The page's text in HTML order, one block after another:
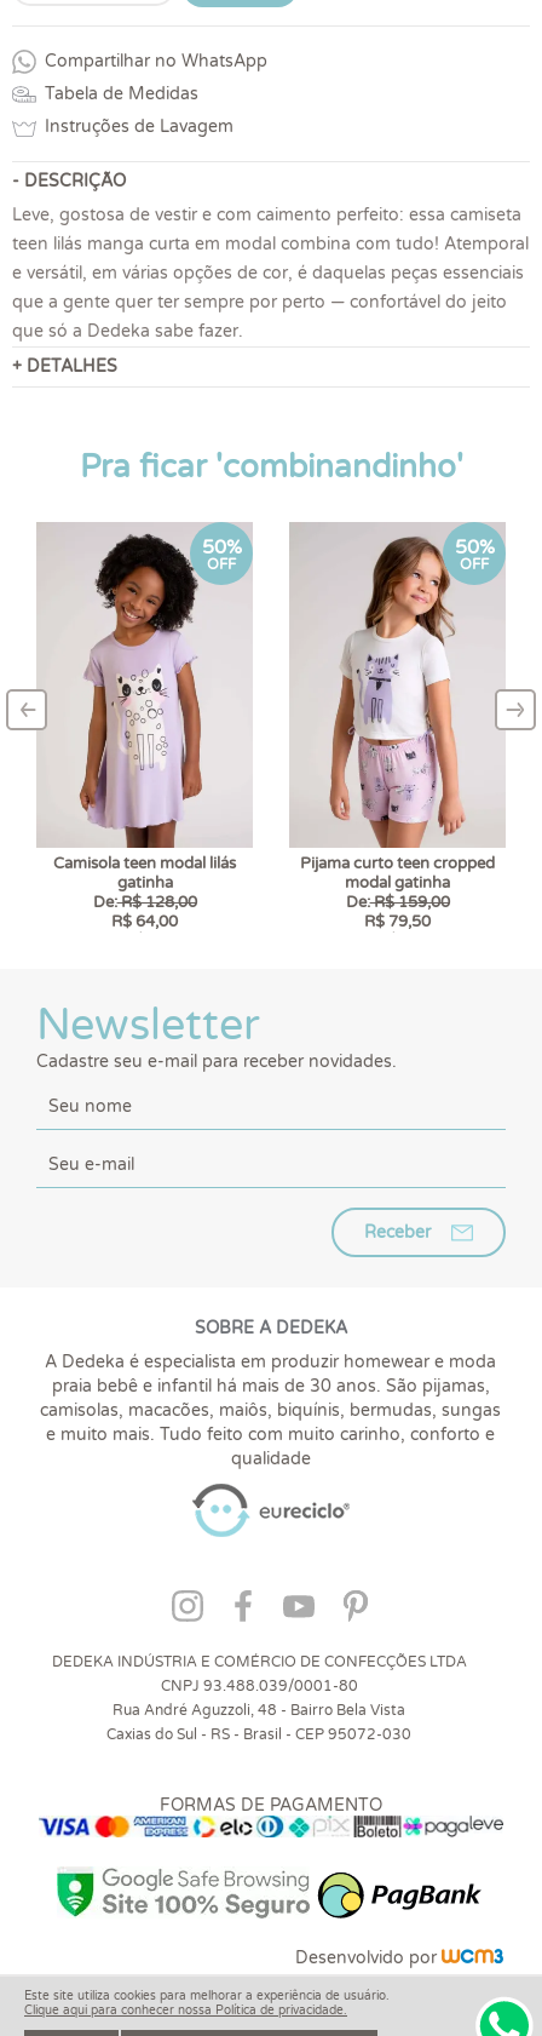
Compartilhar no WhatsApp
Tabela de Medidas
Instruções de Lavagem
- DESCRIÇÃO
Leve, gostosa de vestir e com caimento perfeito: essa camiseta
teen lilás manga curta em modal combina com tudo! Atemporal
e versátil, em várias opções de cor, é daquelas peças essenciais
que a gente quer ter sempre por perto — confortável do jeito
que só a Dedeka sabe fazer.
+ DETALHES
Pra ficar 'combinandinho'
50%
OFF
Camisola teen modal lilás
gatinha
De:R$ 128,00
R$ 64,00
50%
OFF
Pijama curto teen cropped
modal gatinha
De:R$ 159,00
R$ 79,50
–
‹ –
›
Newsletter
Cadastre seu e-mail para receber novidades.
Receber
SOBRE A DEDEKA
A Dedeka é especialista em produzir homewear e moda
praia bebê e infantil há mais de 30 anos. São pijamas,
camisolas, macacões, maiôs, biquínis, bermudas, sungas
e muito mais. Tudo feito com muito carinho, conforto e
qualidade
DEDEKA INDÚSTRIA E COMÉRCIO DE CONFECÇÕES LTDA
CNPJ 93.488.039/0001-80
Rua André Aguzzoli, 48 - Bairro Bela Vista
Caxias do Sul - RS - Brasil - CEP 95072-030
FORMAS DE PAGAMENTO
Desenvolvido por
Este site utiliza cookies para melhorar a experiência de usuário.
Clique aqui para conhecer nossa Política de privacidade.